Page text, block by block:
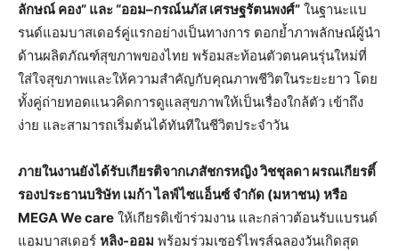
ลักษณ์ คอง” และ “ออม–กรณ์นภัส เศรษฐรัตนพงศ์” ในฐานะแบ
รนด์แอมบาสเดอร์คู่แรกอย่างเป็นทางการ ตอกย้ำภาพลักษณ์ผู้นำ
ด้านผลิตภัณฑ์สุขภาพของไทย พร้อมสะท้อนตัวตนคนรุ่นใหม่ที่
ใส่ใจสุขภาพและให้ความสำคัญกับคุณภาพชีวิตในระยะยาว โดย
ทั้งคู่ถ่ายทอดแนวคิดการดูแลสุขภาพให้เป็นเรื่องใกล้ตัว เข้าถึง
ง่าย และสามารถเริ่มต้นได้ทันทีในชีวิตประจำวัน
ภายในงานยังได้รับเกียรติจากเภสัชกรหญิง วิชชุลดา ผรณเกียรติ์
รองประธานบริษัท เมก้า ไลฟ์ไซแอ็นซ์ จำกัด (มหาชน) หรือ
MEGA We care ให้เกียรติเข้าร่วมงาน และกล่าวต้อนรับแบรนด์
แอมบาสเดอร์ หลิง-ออม พร้อมร่วมเซอร์ไพรส์ฉลองวันเกิดสุด